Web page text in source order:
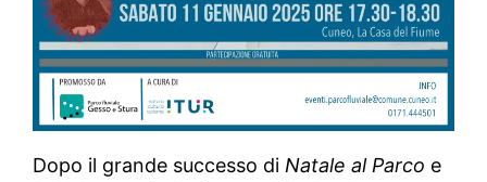
Dopo il grande successo di Natale al Parco e